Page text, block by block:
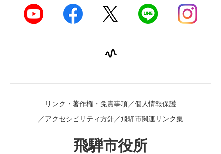
リンク・著作権・免責事項
個人情報保護
アクセシビリティ方針
飛騨市関連リンク集
飛騨市役所